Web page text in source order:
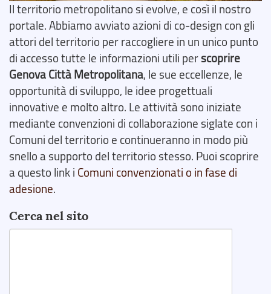
Il territorio metropolitano si evolve, e così il nostro
portale. Abbiamo avviato azioni di co-design con gli
attori del territorio per raccogliere in un unico punto
di accesso tutte le informazioni utili perscoprire
Genova Città Metropolitana, le sue eccellenze, le
opportunità di sviluppo, le idee progettuali
innovative e molto altro. Le attività sono iniziate
mediante convenzioni di collaborazione siglate con i
Comuni del territorio e continueranno in modo più
snello a supporto del territorio stesso. Puoi scoprire
a questo link i Comuni convenzionati o in fase di
adesione.
Cerca nel sito